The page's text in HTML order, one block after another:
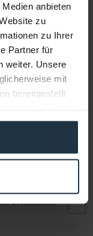
anbieten
zu
zu Ihrer
Partner für
weiter. Unsere
mit
bereitgestellt
mehr
8 Headsets...